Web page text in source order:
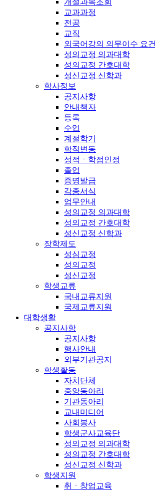
교과과정
전공
교직
외국어강의 의무이수 요건
성의교정 의과대학
성의교정 간호대학
성신교정 신학과
학사정보
공지사항
안내책자
등록
수업
계절학기
학적변동
성적ㆍ학점인정
졸업
증명발급
각종서식
업무안내
성의교정 의과대학
성의교정 간호대학
성신교정 신학과
장학제도
성심교정
성의교정
성신교정
학생교류
국내교류지원
국제교류지원
대학생활
공지사항
공지사항
행사안내
외부기관공지
학생활동
자치단체
중앙동아리
기관동아리
교내미디어
사회봉사
학생군사교육단
성의교정 의과대학
성의교정 간호대학
성신교정 신학과
학생지원
취ㆍ창업교육